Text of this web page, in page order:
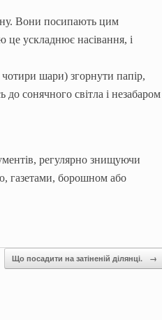
Вони посипають цим
це ускладнює насівання, і
чотири шари) згорнути папір,
сонячного світла і незабаром
регулярно знищуючи
газетами, борошном або
Що посадити на затіненій ділянці. →